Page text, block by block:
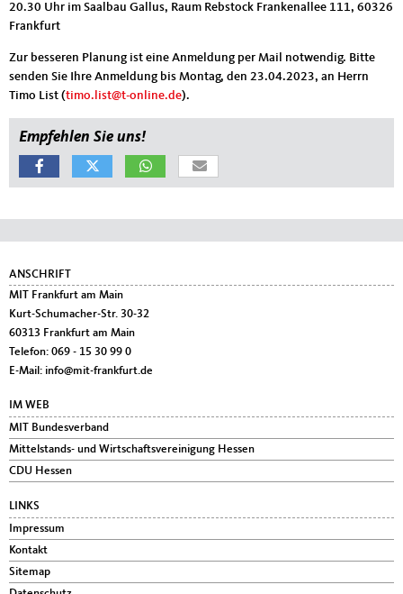
20.30 Uhr im Saalbau Gallus, Raum Rebstock Frankenallee 111, 60326
Frankfurt
Zur besseren Planung ist eine Anmeldung per Mail notwendig. Bitte
senden Sie Ihre Anmeldung bis Montag, den 23.04.2023, an Herrn
Timo List (timo.list@t-online.de).
Empfehlen Sie uns!
Fußbereich
ANSCHRIFT
MIT Frankfurt am Main
Kurt-Schumacher-Str. 30-32
60313 Frankfurt am Main
Telefon: 069 - 15 30 99 0
E-Mail: info@mit-frankfurt.de
IM WEB
MIT Bundesverband
Mittelstands- und Wirtschaftsvereinigung Hessen
CDU Hessen
LINKS
Impressum
Kontakt
Sitemap